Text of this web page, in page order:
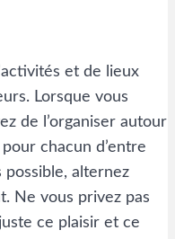
et de lieux
Lorsque vous
de l’organiser autour
chacun d’entre
possible, alternez
Ne vous privez pas
ce plaisir et ce